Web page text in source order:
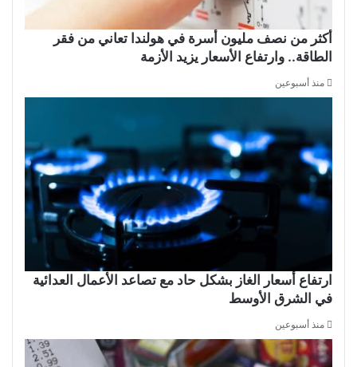
أكثر من نصف مليون أسرة في هولندا تعاني من فقر
الطاقة.. وارتفاع الأسعار يزيد الأزمة
منذ أسبوعين
ارتفاع أسعار الغاز بشكل حاد مع تصاعد الأعمال العدائية
في الشرق الأوسط
منذ أسبوعين